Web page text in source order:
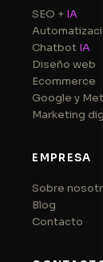
SEO + IA
Chatbot IA
Diseño web
Ecommerce
Google y
Marketing
EMPRESA
Sobre
Blog
Contacto